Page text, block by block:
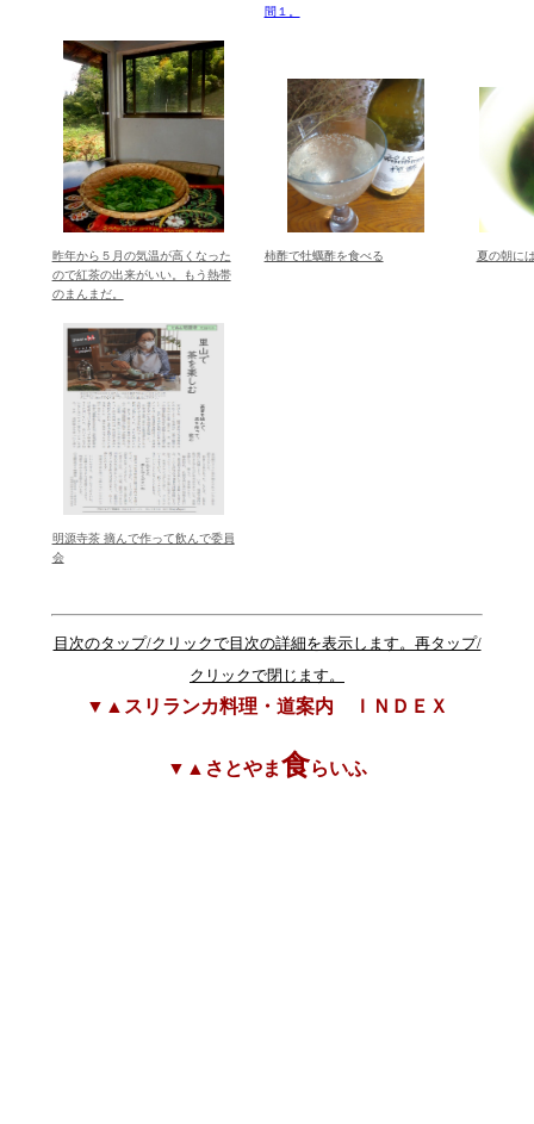
間１。
昨年から５月の気温が高くなった
ので紅茶の出来がいい。もう熱帯
のまんまだ。
柿酢で牡蠣酢を食べる 夏の朝に
明源寺茶 摘んで作って飲んで委員
会
目次のタップ/クリックで目次の詳細を表示します。再タップ/
クリックで閉じます。
▼▲スリランカ料理・道案内 ＩＮＤＥＸ
▼▲さとやま食らいふ